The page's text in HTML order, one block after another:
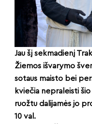
Jau šį sekmadienį
Žiemos išvarymo
sotaus maisto bei
kviečia nepraleisti
ruožtu dalijamės jo
10 val.